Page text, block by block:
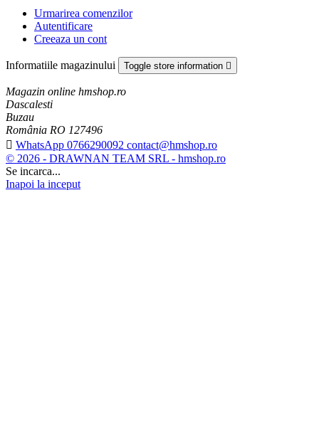
Urmarirea comenzilor
Autentificare
Creeaza un cont
Informatiile magazinului Toggle store information 
Magazin online hmshop.ro
Dascalesti
Buzau
România RO 127496
 WhatsApp 0766290092 contact@hmshop.ro
© 2026 - DRAWNAN TEAM SRL - hmshop.ro
Se incarca...
Inapoi la inceput